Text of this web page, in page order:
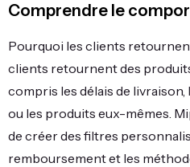
Comprendre le
Pourquoi les clients
clients retournent des
compris les délais de
ou les produits eux-mêmes.
de créer des filtres
remboursement et les